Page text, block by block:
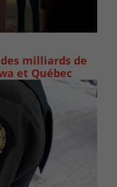
milliards de
et Québec